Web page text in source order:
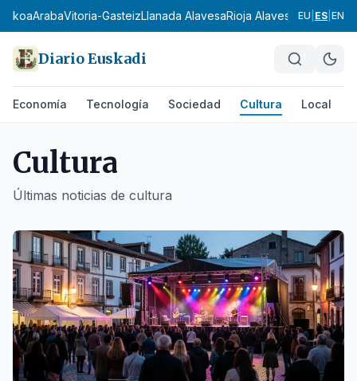
ArabaVitoria-GasteizLlanada AlavesaRioja AlavesaMontaña
EU ES EN
Diario Euskadi
Economía Tecnología Sociedad Cultura Local
Cultura
Últimas noticias de cultura